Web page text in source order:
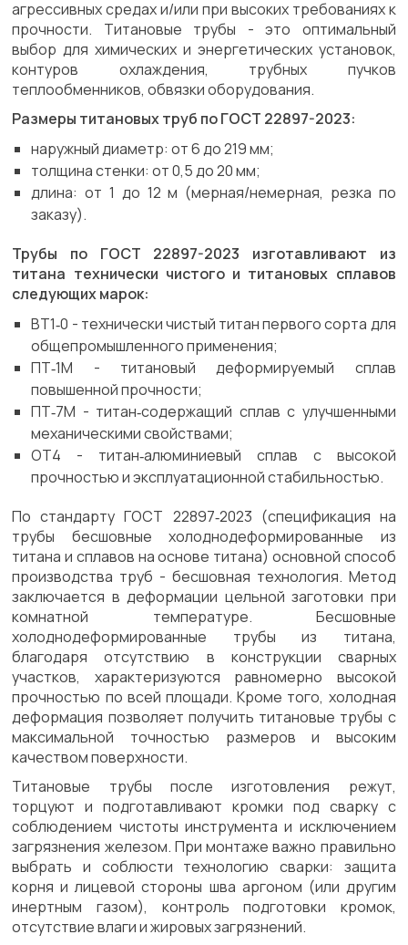
агрессивных средах и/или при высоких требованиях к
прочности. Титановые трубы - это оптимальный
выбор для химических и энергетических установок,
контуров охлаждения, трубных пучков
теплообменников, обвязки оборудования.
Размеры титановых труб по ГОСТ 22897-2023:
наружный диаметр: от 6 до 219 мм;
толщина стенки: от 0,5 до 20 мм;
длина: от 1 до 12 м (мерная/немерная, резка по
заказу).
Трубы по ГОСТ 22897-2023 изготавливают из
титана технически чистого и титановых сплавов
следующих марок:
ВТ1‑0 - технически чистый титан первого сорта для
общепромышленного применения;
ПТ‑1М - титановый деформируемый сплав
повышенной прочности;
ПТ‑7М - титан‑содержащий сплав с улучшенными
механическими свойствами;
ОТ4 - титан‑алюминиевый сплав с высокой
прочностью и эксплуатационной стабильностью.
По стандарту ГОСТ 22897‑2023 (спецификация на
трубы бесшовные холоднодеформированные из
титана и сплавов на основе титана) основной способ
производства труб - бесшовная технология. Метод
заключается в деформации цельной заготовки при
комнатной температуре. Бесшовные
холоднодеформированные трубы из титана,
благодаря отсутствию в конструкции сварных
участков, характеризуются равномерно высокой
прочностью по всей площади. Кроме того, холодная
деформация позволяет получить титановые трубы с
максимальной точностью размеров и высоким
качеством поверхности.
Титановые трубы после изготовления режут,
торцуют и подготавливают кромки под сварку с
соблюдением чистоты инструмента и исключением
загрязнения железом. При монтаже важно правильно
выбрать и соблюсти технологию сварки: защита
корня и лицевой стороны шва аргоном (или другим
инертным газом), контроль подготовки кромок,
отсутствие влаги и жировых загрязнений.